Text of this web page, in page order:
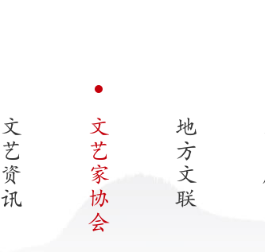
文
艺
资
讯
文
艺
家
协
会
地
方
文
联